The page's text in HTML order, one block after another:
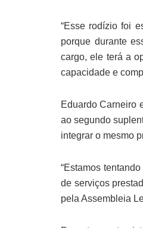
“Esse rodízio foi
porque durante
cargo, ele terá a
capacidade e
Eduardo Carneiro
ao segundo
integrar o mesmo
“Estamos
de serviços
pela Assembleia